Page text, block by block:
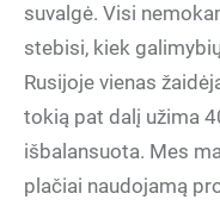
suvalgė. Visi
stebisi, kiek
Rusijoje vienas
tokią pat dalį užima
išbalansuota. Mes
plačiai naudojamą